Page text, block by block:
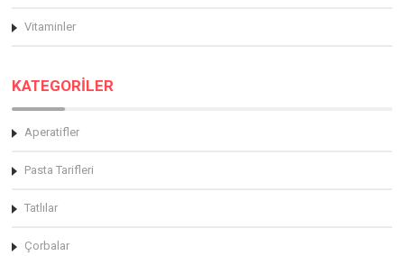
Vitaminler
KATEGORİLER
Aperatifler
Pasta Tarifleri
Tatlılar
Çorbalar